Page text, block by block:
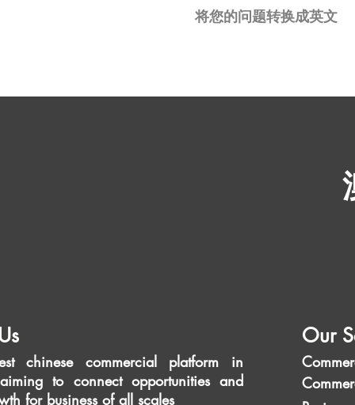
将您的问题转换成英文
chinese commercial platform in
to connect opportunities and
for business of all scales
Our